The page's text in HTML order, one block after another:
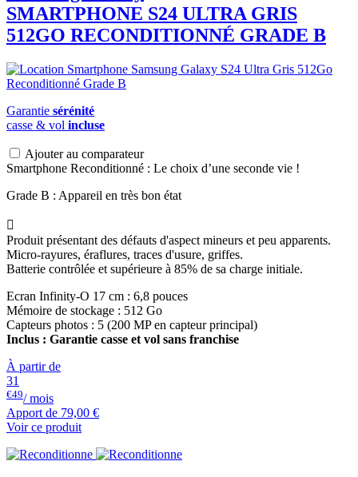
SMARTPHONE S24 ULTRA GRIS
512GO RECONDITIONNÉ GRADE B
Garantie sérénité
casse & vol incluse
Ajouter au comparateur
Smartphone Reconditionné : Le choix d’une seconde vie !
Grade B : Appareil en très bon état

Produit présentant des défauts d'aspect mineurs et peu apparents.
Micro-rayures, éraflures, traces d'usure, griffes.
Batterie contrôlée et supérieure à 85% de sa charge initiale.
Ecran Infinity-O 17 cm : 6,8 pouces
Mémoire de stockage : 512 Go
Capteurs photos : 5 (200 MP en capteur principal)
Inclus : Garantie casse et vol sans franchise
À partir de
31
€49/ mois
Apport de 79,00 €
Voir ce produit